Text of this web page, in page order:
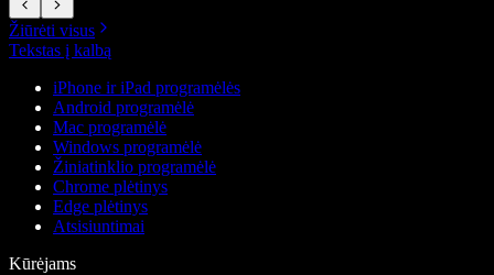
Žiūrėti visus
Tekstas į kalbą
iPhone ir iPad programėlės
Android programėlė
Mac programėlė
Windows programėlė
Žiniatinklio programėlė
Chrome plėtinys
Edge plėtinys
Atsisiuntimai
Kūrėjams